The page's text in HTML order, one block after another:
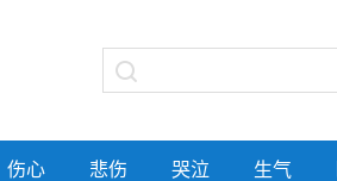
伤心 悲伤 哭泣 生气